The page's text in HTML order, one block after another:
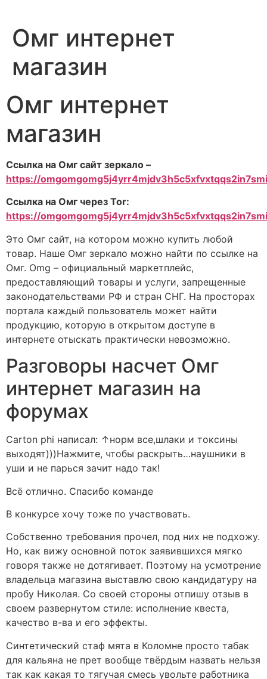
Омг интернет
магазин
Омг интернет
магазин
Ссылка на Омг сайт зеркало –
https://
Ссылка на Омг через Tor:
https://
Это Омг сайт, на котором можно купить любой
товар. Наше Омг зеркало можно найти по ссылке на
Омг. Omg – официальный маркетплейс,
предоставляющий товары и услуги, запрещенные
законодательствами РФ и стран СНГ. На просторах
портала каждый пользователь может найти
продукцию, которую в открытом доступе в
интернете отыскать практически невозможно.
Разговоры насчет Омг
интернет магазин на
форумах
Carton phi написал: ↑норм все,шлаки и токсины
выходят)))Нажмите, чтобы раскрыть…наушники в
уши и не парься зачит надо так!
Всё отлично. Спасибо команде
В конкурсе хочу тоже по участвовать.
Собственно требования прочел, под них не подхожу.
Но, как вижу основной поток заявившихся мягко
говоря также не дотягивает. Поэтому на усмотрение
владельца магазина выставлю свою кандидатуру на
пробу Николая. Со своей стороны отпишу отзыв в
своем развернутом стиле: исполнение квеста,
качество в-ва и его эффекты.
Синтетический стаф мята в Коломне просто табак
для кальяна не прет вообще твёрдым назвать нельзя
так как какая то тягучая смесь увольте работника